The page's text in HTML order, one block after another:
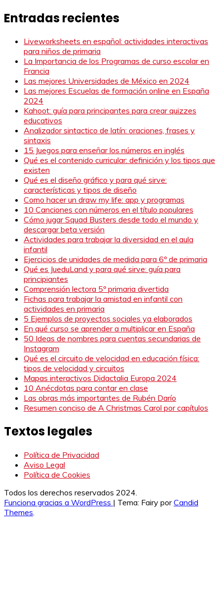
Entradas recientes
Liveworksheets en español: actividades interactivas
para niños de primaria
La Importancia de los Programas de curso escolar en
Francia
Las mejores Universidades de México en 2024
Las mejores Escuelas de formación online en España
2024
Kahoot: guía para principantes para crear quizzes
educativos
Analizador sintactico de latín: oraciones, frases y
sintaxis
15 Juegos para enseñar los números en inglés
Qué es el contenido curricular: definición y los tipos que
existen
Qué es el diseño gráfico y para qué sirve:
características y tipos de diseño
Como hacer un draw my life: app y programas
10 Canciones con números en el título populares
Cómo jugar Squad Busters desde todo el mundo y
descargar beta versión
Actividades para trabajar la diversidad en el aula
infantil
Ejercicios de unidades de medida para 6º de primaria
Qué es JueduLand y para qué sirve: guía para
principiantes
Comprensión lectora 5º primaria divertida
Fichas para trabajar la amistad en infantil con
actividades en primaria
5 Ejemplos de proyectos sociales ya elaborados
En qué curso se aprender a multiplicar en España
50 Ideas de nombres para cuentas secundarias de
Instagram
Qué es el circuito de velocidad en educación física:
tipos de velocidad y circuitos
Mapas interactivos Didactalia Europa 2024
10 Anécdotas para contar en clase
Las obras más importantes de Rubén Darío
Resumen conciso de A Christmas Carol por capítulos
Textos legales
Política de Privacidad
Aviso Legal
Política de Cookies
Todos los derechos reservados 2024.
Funciona gracias a WordPress | Tema: Fairy porCandid
Themes.